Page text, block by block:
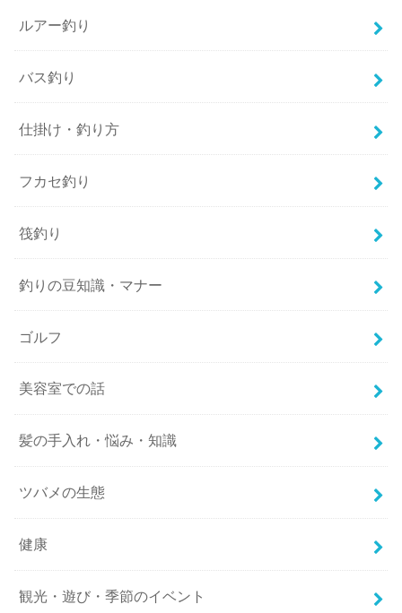
ルアー釣り
バス釣り
仕掛け・釣り方
フカセ釣り
筏釣り
釣りの豆知識・マナー
ゴルフ
美容室での話
髪の手入れ・悩み・知識
ツバメの生態
健康
観光・遊び・季節のイベント